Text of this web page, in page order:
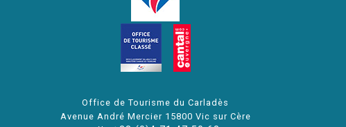
Office de Tourisme du Carladès
Avenue André Mercier 15800 Vic sur Cère